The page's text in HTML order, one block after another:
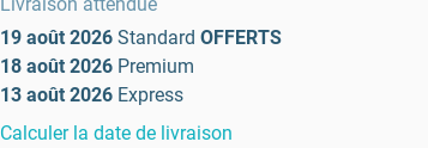
19 août 2026 Standard OFFERTS
18 août 2026 Premium
13 août 2026 Express
Calculer la date de livraison